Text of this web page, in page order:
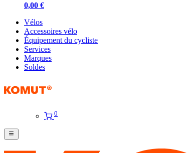
0,00 €
Vélos
Accessoires vélo
Équipement du cycliste
Services
Marques
Soldes
0